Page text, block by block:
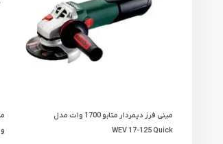
مینی فرز دیمردار متابو 1700 وات مدل
WEV 17-125 Quick